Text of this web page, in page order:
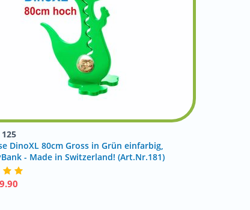
125
DinoXL 80cm Gross in Grün einfarbig,
- Made in Switzerland! (Art.Nr.181)